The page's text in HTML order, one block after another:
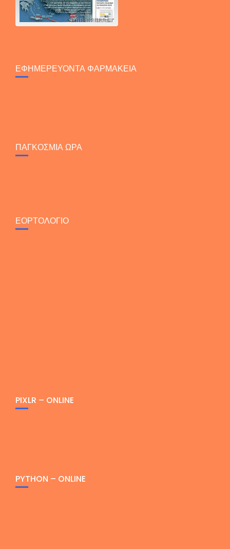
ΕΦΗΜΕΡΕΥΟΝΤΑ ΦΑΡΜΑΚΕΙΑ
ΠΑΓΚΟΣΜΙΑ ΩΡΑ
ΕΟΡΤΟΛΟΓΙΟ
PIXLR – ONLINE
PYTHON – ONLINE